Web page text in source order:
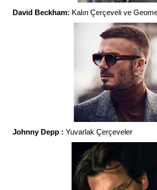
David Beckham: Kalın Çerçeveli ve
Johnny Depp : Yuvarlak Çerçeveler